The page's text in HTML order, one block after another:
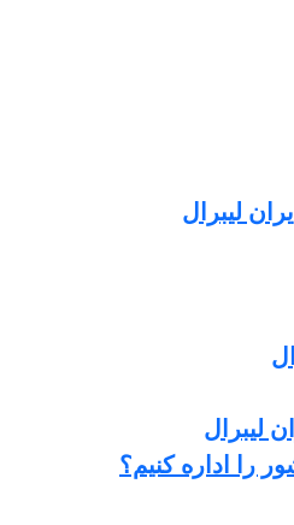
لیبرال
لیبرال
را اداره کنیم؟